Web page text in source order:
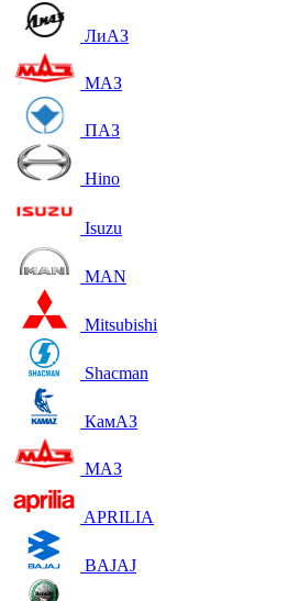
ЛиАЗ
МАЗ
ПАЗ
Hino
Isuzu
MAN
Mitsubishi
Shacman
КамАЗ
МАЗ
APRILIA
BAJAJ